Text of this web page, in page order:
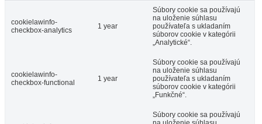
cookielawinfo-
checkbox-analytics
1 year
Súbory cookie sa používajú
na uloženie súhlasu
používateľa s ukladaním
súborov cookie v kategórii
„Analytické“.
cookielawinfo-
checkbox-functional
1 year
Súbory cookie sa používajú
na uloženie súhlasu
používateľa s ukladaním
súborov cookie v kategórii
„Funkčné“.
Súbory cookie sa používajú